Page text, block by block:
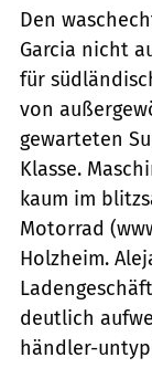
Den
Garcia nicht
für
von
gewarteten
Klasse.
kaum im
Motorrad
Holzheim.
deutlich
händler-